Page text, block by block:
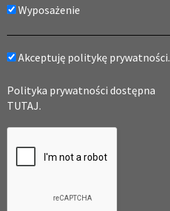
Wyposażenie
Akceptuję politykę prywatności.
Polityka prywatności dostępna
TUTAJ.